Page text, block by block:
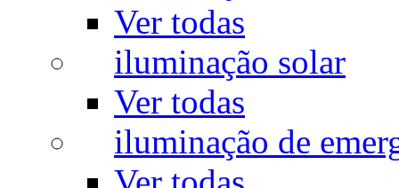
Ver todas
iluminação solar
Ver todas
iluminação de